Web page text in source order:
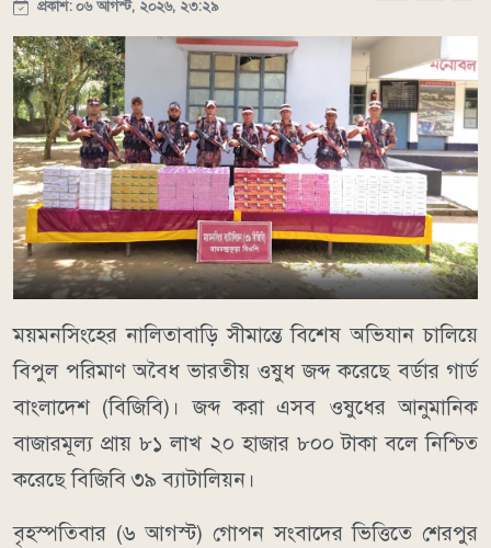
প্রকাশ: ০৬ আগস্ট, ২০২৬, ২৩:২৯
ময়মনসিংহের নালিতাবাড়ি সীমান্তে বিশেষ অভিযান চালিয়ে
বিপুল পরিমাণ অবৈধ ভারতীয় ওষুধ জব্দ করেছে বর্ডার গার্ড
বাংলাদেশ (বিজিবি)। জব্দ করা এসব ওষুধের আনুমানিক
বাজারমূল্য প্রায় ৮১ লাখ ২০ হাজার ৮০০ টাকা বলে নিশ্চিত
করেছে বিজিবি ৩৯ ব্যাটালিয়ন।
বৃহস্পতিবার (৬ আগস্ট) গোপন সংবাদের ভিত্তিতে শেরপুর